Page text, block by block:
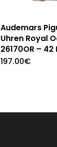
Audemars
Uhren Royal
26170OR – 42
197.00€